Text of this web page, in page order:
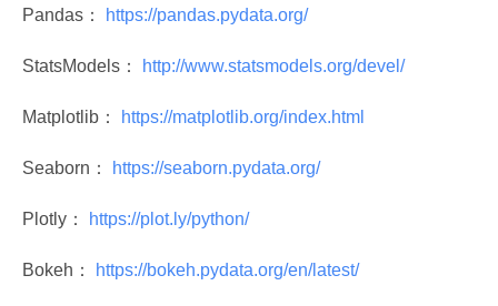
Pandas： https://pandas.pydata.org/
StatsModels： http://www.statsmodels.org/devel/
Matplotlib： https://matplotlib.org/index.html
Seaborn： https://seaborn.pydata.org/
Plotly： https://plot.ly/python/
Bokeh： https://bokeh.pydata.org/en/latest/